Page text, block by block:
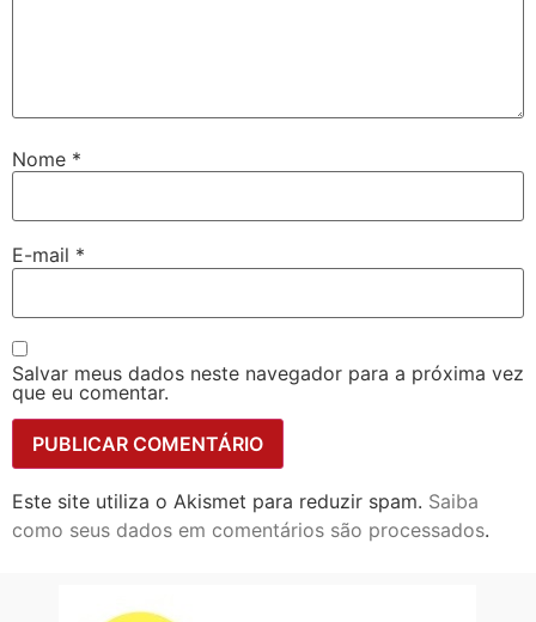
Nome *
E-mail *
Salvar meus dados neste navegador para a próxima vez
que eu comentar.
Este site utiliza o Akismet para reduzir spam. Saiba
como seus dados em comentários são processados.